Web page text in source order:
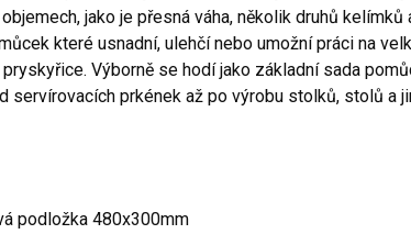
jako je přesná váha, několik druhů kelímků
které usnadní, ulehčí nebo umožní práci na
Výborně se hodí jako základní sada
servírovacích prkének až po výrobu stolků, stolů a
podložka 480x300mm